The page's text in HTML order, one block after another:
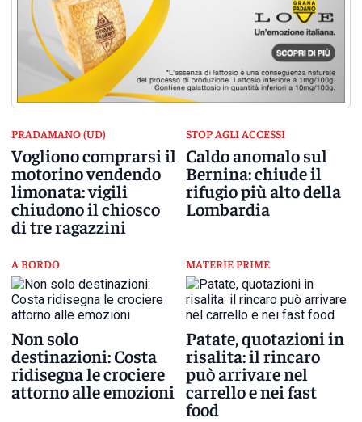
PRADAMANO (UD)
Vogliono comprarsi il
motorino vendendo
limonata: vigili
chiudono il chiosco
di tre ragazzini
STOP AGLI ACCESSI
Caldo anomalo sul
Bernina: chiude il
rifugio più alto della
Lombardia
A BORDO
Non solo
destinazioni: Costa
ridisegna le crociere
attorno alle emozioni
MATERIE PRIME
Patate, quotazioni in
risalita: il rincaro
può arrivare nel
carrello e nei fast
food